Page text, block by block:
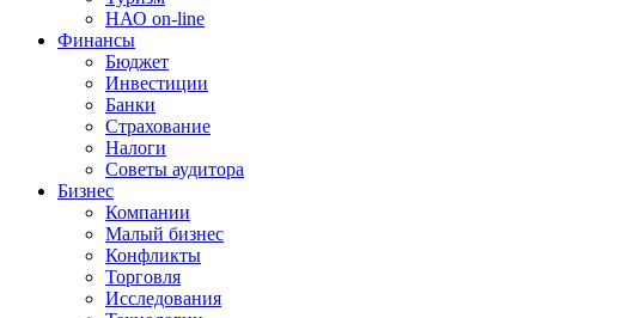
НАО on-line
Финансы
Бюджет
Инвестиции
Банки
Страхование
Налоги
Советы аудитора
Бизнес
Компании
Малый бизнес
Конфликты
Торговля
Исследования